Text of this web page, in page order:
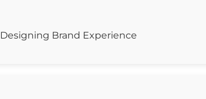
Brand Experience